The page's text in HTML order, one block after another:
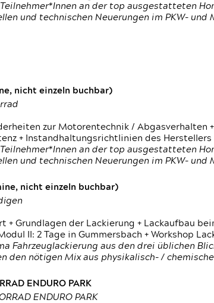
an der top ausgestatteten
und technischen Neuerungen im PKW-
nicht einzeln buchbar)
zur Motorentechnik /
+ Instandhaltungsrichtlinien des
an der top ausgestatteten
und technischen Neuerungen im PKW-
nicht einzeln buchbar)
+ Grundlagen der Lackierung + Lackaufbau
II: 2 Tage in Gummersbach + Workshop
Fahrzeuglackierung aus den drei üblichen
den nötigen Mix aus physikalisch- /
ENDURO PARK
ENDURO PARK